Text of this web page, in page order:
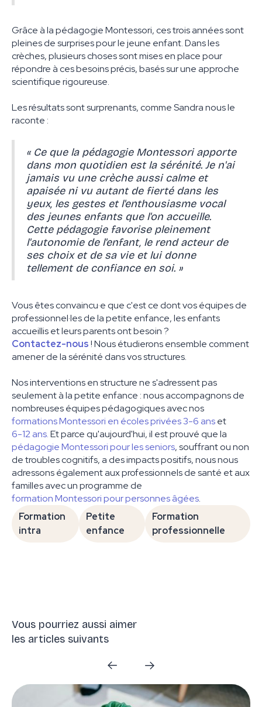
Grâce à la pédagogie Montessori, ces trois années sont
pleines de surprises pour le jeune enfant. Dans les
crèches, plusieurs choses sont mises en place pour
répondre à ces besoins précis, basés sur une approche
scientifique rigoureuse.
Les résultats sont surprenants, comme Sandra nous le
raconte :
« Ce que la pédagogie Montessori apporte
dans mon quotidien est la sérénité. Je n'ai
jamais vu une crèche aussi calme et
apaisée ni vu autant de fierté dans les
yeux, les gestes et l'enthousiasme vocal
des jeunes enfants que l'on accueille.
Cette pédagogie favorise pleinement
l'autonomie de l'enfant, le rend acteur de
ses choix et de sa vie et lui donne
tellement de confiance en soi. »
Vous êtes convaincu·e que c'est ce dont vos équipes de
professionnel·les de la petite enfance, les enfants
accueillis et leurs parents ont besoin ?
Contactez-nous! Nous étudierons ensemble comment
amener de la sérénité dans vos structures.
Nos interventions en structure ne s'adressent pas
seulement à la petite enfance : nous accompagnons de
nombreuses équipes pédagogiques avec nos
formations Montessori en écoles privées 3-6 anset
6-12 ans.Et parce qu'aujourd'hui, il est prouvé que la
pédagogie Montessori pour les seniors, souffrant ou non
de troubles cognitifs, a des impacts positifs, nous nous
adressons également aux professionnels de santé et aux
familles avec un programme de
formation Montessori pour personnes âgées.
Formation
intra
Petite
enfance
Formation
professionnelle
Vous pourriez aussi aimer
les articles suivants